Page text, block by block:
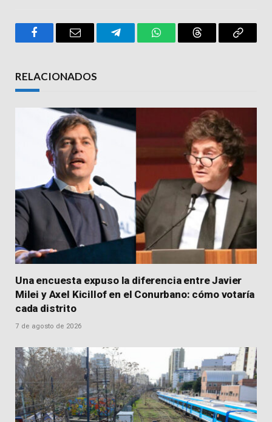
FacebookEmail TelegramWhatsAppThreads Copy
RELACIONADOS
Una encuesta expuso la diferencia entre Javier
Milei y Axel Kicillof en el Conurbano: cómo votaría
cada distrito
7 de agosto de 2026